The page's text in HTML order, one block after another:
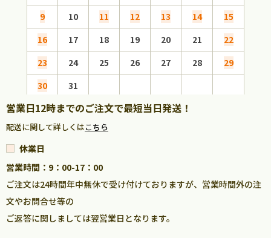
9
10 11 12 13 14
15
16
17 18 19 20 21
22
23
24 25 26 27 28
29
30
31
営業日12時までのご注文で最短当日発送！
配送に関して詳しくはこちら
休業日
営業時間：9：00-17：00
ご注文は24時間年中無休で受け付けておりますが、営業時間外の注
文やお問合せ等の
ご返答に関しましては翌営業日となります。